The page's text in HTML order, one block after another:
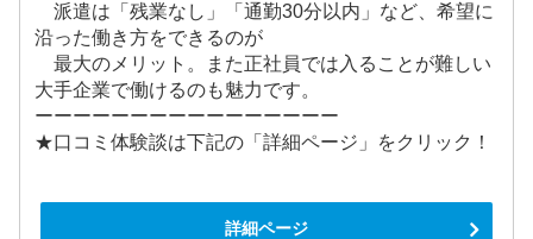
派遣は「残業なし」「通勤30分以内」など、希望に
沿った働き方をできるのが
最大のメリット。また正社員では入ることが難しい
大手企業で働けるのも魅力です。
ーーーーーーーーーーーーーーーー
★口コミ体験談は下記の「詳細ページ」をクリック！
詳細ページ